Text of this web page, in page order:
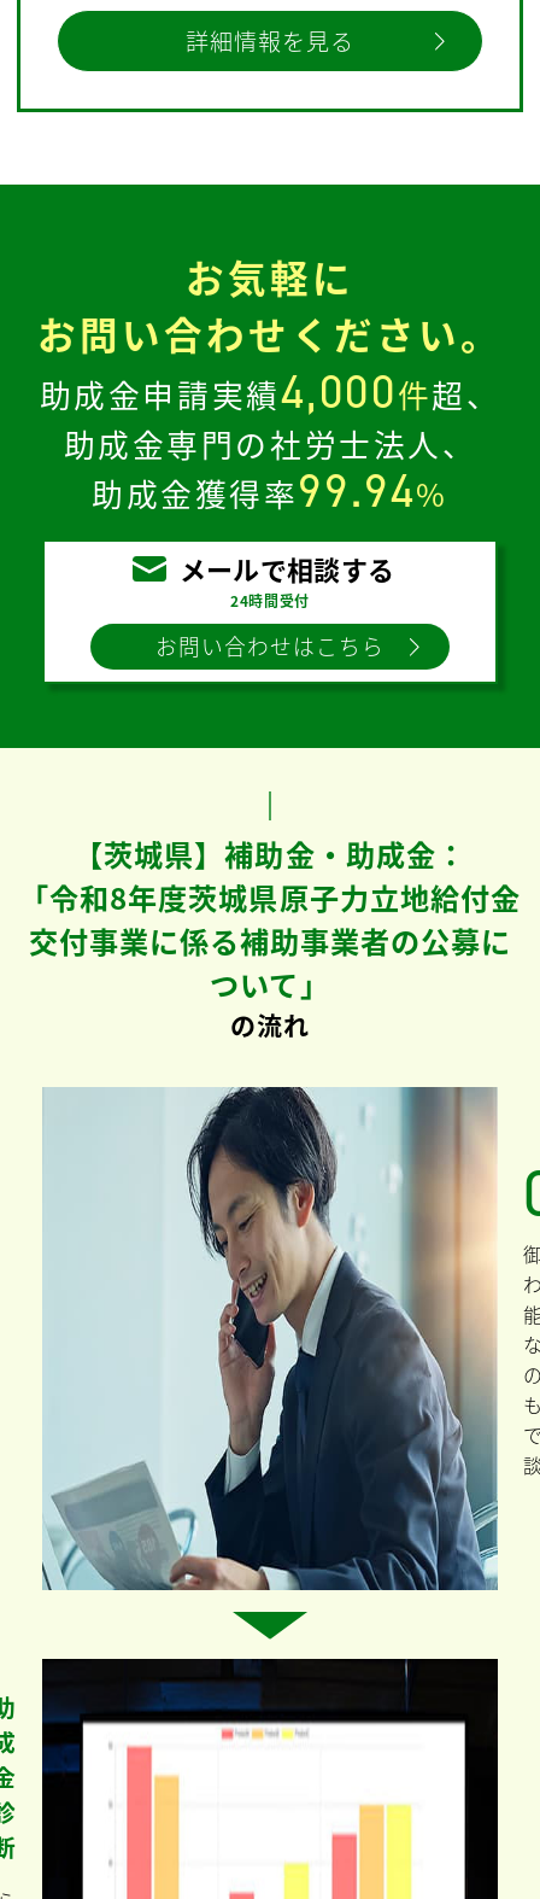
詳細情報を見る
お気軽に
お問い合わせください。
助成金申請実績4,000件超、
助成金専門の社労士法人、
助成金獲得率99.94%
メールで相談する
24時間受付
お問い合わせはこちら
【茨城県】補助金・助成金：
「令和8年度茨城県原子力立地給付金
交付事業に係る補助事業者の公募に
ついて」
の流れ